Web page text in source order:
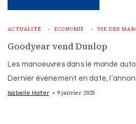
ACTUALITÉ ECONOMIE VIE DES
Goodyear vend Dunlop
Les manoeuvres dans le monde
Dernier événement en date,
Isabelle Halter 9 janvier 2025